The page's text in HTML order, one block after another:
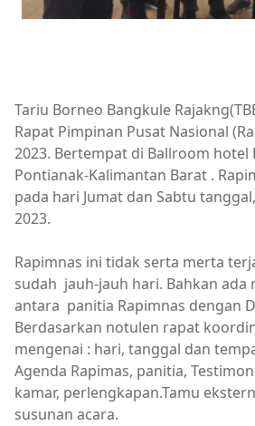
Tariu Borneo Bangkule
Rapat Pimpinan Pusat Nasional
2023. Bertempat di Ballroom hotel
Pontianak-Kalimantan Barat .
pada hari Jumat dan Sabtu
2023.
Rapimnas ini tidak serta merta
sudah jauh-jauh hari. Bahkan ada
antara panitia Rapimnas dengan
Berdasarkan notulen rapat
mengenai : hari, tanggal dan
Agenda Rapimas, panitia,
kamar, perlengkapan.Tamu
susunan acara.